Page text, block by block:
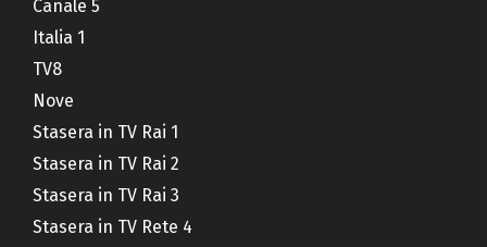
Canale 5
Italia 1
TV8
Nove
Stasera in TV Rai 1
Stasera in TV Rai 2
Stasera in TV Rai 3
Stasera in TV Rete 4